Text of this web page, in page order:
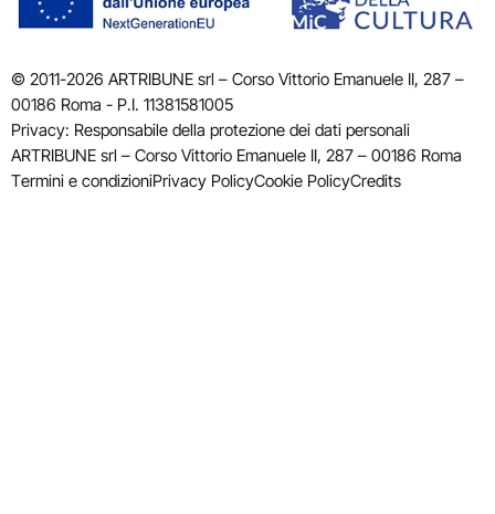
© 2011-2026 ARTRIBUNE srl – Corso Vittorio Emanuele II, 287 –
00186 Roma - P.I. 11381581005
Privacy: Responsabile della protezione dei dati personali
ARTRIBUNE srl – Corso Vittorio Emanuele II, 287 – 00186 Roma
Termini e condizioniPrivacy PolicyCookie PolicyCredits